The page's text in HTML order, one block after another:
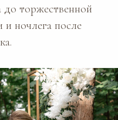
до торжественной
и ночлега после